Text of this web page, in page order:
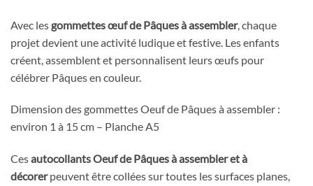
Avec les gommettes œuf de Pâques à assembler, chaque
projet devient une activité ludique et festive. Les enfants
créent, assemblent et personnalisent leurs œufs pour
célébrer Pâques en couleur.
Dimension des gommettes Oeuf de Pâques à assembler :
environ 1 à 15 cm – Planche A5
Cesautocollants Oeuf de Pâques à assembler et à
décorerpeuvent être collées sur toutes les surfaces planes,